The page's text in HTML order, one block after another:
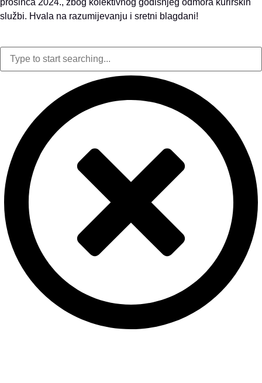
službi. Hvala na razumijevanju i sretni blagdani!